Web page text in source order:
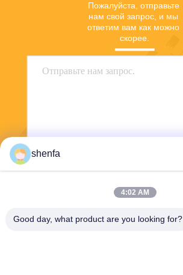
Пожалуйста, отправьте
нам свой запрос, и мы
ответим вам как можно
скорее.
shenfa
4:02 AM
Good day, what product are you looking for?